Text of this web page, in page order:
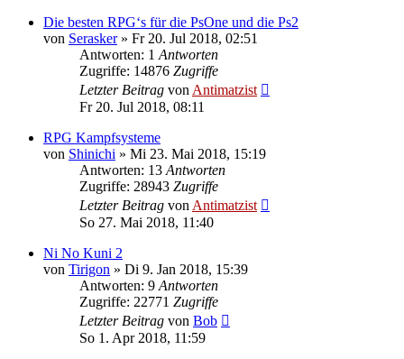
Die besten RPG‘s für die PsOne und die Ps2
von Serasker» Fr 20. Jul 2018, 02:51
Antworten: 1 Antworten
Zugriffe: 14876 Zugriffe
Letzter Beitrag von Antimatzist
Fr 20. Jul 2018, 08:11
RPG Kampfsysteme
von Shinichi » Mi 23. Mai 2018, 15:19
Antworten: 13 Antworten
Zugriffe: 28943 Zugriffe
Letzter Beitrag von Antimatzist
So 27. Mai 2018, 11:40
Ni No Kuni 2
von Tirigon » Di 9. Jan 2018, 15:39
Antworten: 9 Antworten
Zugriffe: 22771 Zugriffe
Letzter Beitrag von Bob
So 1. Apr 2018, 11:59